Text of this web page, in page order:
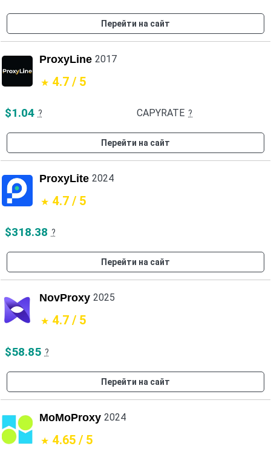
Перейти на сайт
ProxyLine 2017
4.7 / 5
$1.04 ? CAPYRATE ?
Перейти на сайт
ProxyLite 2024
4.7 / 5
$318.38 ?
Перейти на сайт
NovProxy 2025
4.7 / 5
$58.85 ?
Перейти на сайт
MoMoProxy 2024
4.65 / 5